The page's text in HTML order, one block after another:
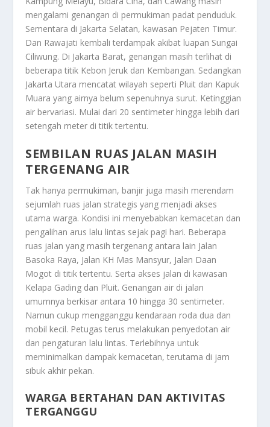
mengalami genangan di permukiman padat penduduk.
Sementara di Jakarta Selatan, kawasan Pejaten Timur.
Dan Rawajati kembali terdampak akibat luapan Sungai
Ciliwung. Di Jakarta Barat, genangan masih terlihat di
beberapa titik Kebon Jeruk dan Kembangan. Sedangkan
Jakarta Utara mencatat wilayah seperti Pluit dan Kapuk
Muara yang airnya belum sepenuhnya surut. Ketinggian
air bervariasi. Mulai dari 20 sentimeter hingga lebih dari
setengah meter di titik tertentu.
SEMBILAN RUAS JALAN MASIH
TERGENANG AIR
Tak hanya permukiman, banjir juga masih merendam
sejumlah ruas jalan strategis yang menjadi akses
utama warga. Kondisi ini menyebabkan kemacetan dan
pengalihan arus lalu lintas sejak pagi hari. Beberapa
ruas jalan yang masih tergenang antara lain Jalan
Basoka Raya, Jalan KH Mas Mansyur, Jalan Daan
Mogot di titik tertentu. Serta akses jalan di kawasan
Kelapa Gading dan Pluit. Genangan air di jalan
umumnya berkisar antara 10 hingga 30 sentimeter.
Namun cukup mengganggu kendaraan roda dua dan
mobil kecil. Petugas terus melakukan penyedotan air
dan pengaturan lalu lintas. Terlebihnya untuk
meminimalkan dampak kemacetan, terutama di jam
sibuk akhir pekan.
WARGA BERTAHAN DAN AKTIVITAS
TERGANGGU